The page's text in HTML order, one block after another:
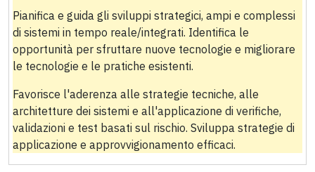
Pianifica e guida gli sviluppi strategici, ampi e complessi
di sistemi in tempo reale/integrati. Identifica le
opportunità per sfruttare nuove tecnologie e migliorare
le tecnologie e le pratiche esistenti.
Favorisce l'aderenza alle strategie tecniche, alle
architetture dei sistemi e all'applicazione di verifiche,
validazioni e test basati sul rischio. Sviluppa strategie di
applicazione e approvvigionamento efficaci.